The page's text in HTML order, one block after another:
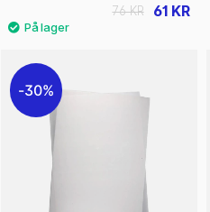
61 KR
76 KR
30%